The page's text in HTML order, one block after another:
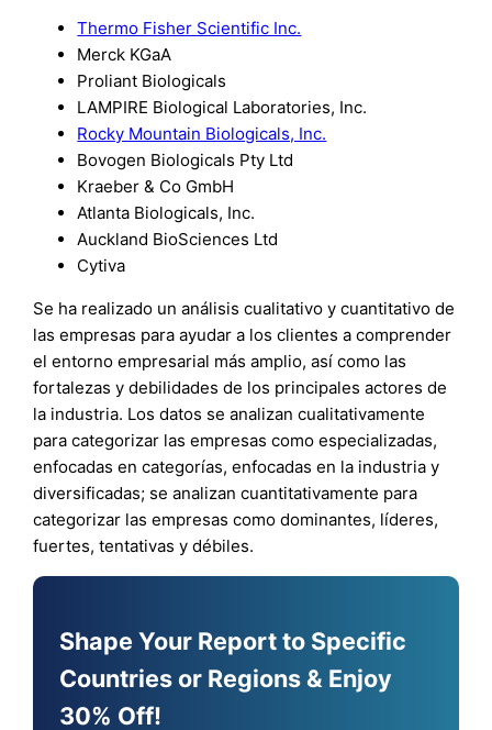
Thermo Fisher Scientific Inc.
Merck KGaA
Proliant Biologicals
LAMPIRE Biological Laboratories, Inc.
Rocky Mountain Biologicals, Inc.
Bovogen Biologicals Pty Ltd
Kraeber & Co GmbH
Atlanta Biologicals, Inc.
Auckland BioSciences Ltd
Cytiva
Se ha realizado un análisis cualitativo y cuantitativo de
las empresas para ayudar a los clientes a comprender
el entorno empresarial más amplio, así como las
fortalezas y debilidades de los principales actores de
la industria. Los datos se analizan cualitativamente
para categorizar las empresas como especializadas,
enfocadas en categorías, enfocadas en la industria y
diversificadas; se analizan cuantitativamente para
categorizar las empresas como dominantes, líderes,
fuertes, tentativas y débiles.
Shape Your Report to Specific
Countries or Regions & Enjoy
30% Off!